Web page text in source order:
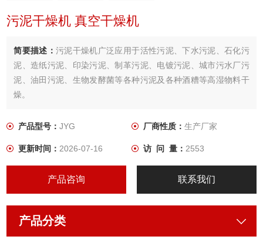
污泥干燥机 真空干燥机
简要描述： 污泥干燥机广泛应用于活性污泥、下水污泥、石化污
泥、造纸污泥、印染污泥、制革污泥、电镀污泥、城市污水厂污
泥、油田污泥、生物发酵菌等各种污泥及各种酒糟等高湿物料干
燥。
产品型号：JYG 厂商性质： 生产厂家
更新时间：2026-07-16 访 问 量： 2553
产品咨询 联系我们
产品分类